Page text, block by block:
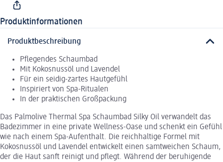
Produktinformationen
Produktbeschreibung
Pflegendes Schaumbad
Mit Kokosnussöl und Lavendel
Für ein seidig-zartes Hautgefühl
Inspiriert von Spa-Ritualen
In der praktischen Großpackung
Das Palmolive Thermal Spa Schaumbad Silky Oil verwandelt das
Badezimmer in eine private Wellness-Oase und schenkt ein Gefühl
wie nach einem Spa-Aufenthalt. Die reichhaltige Formel mit
Kokosnussöl und Lavendel entwickelt einen samtweichen Schaum,
der die Haut sanft reinigt und pflegt. Während der beruhigende